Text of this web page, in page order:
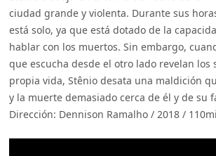
ciudad grande y violenta. Durante sus
está solo, ya que está dotado de la
hablar con los muertos. Sin embargo,
que escucha desde el otro lado revelan los
propia vida, Stênio desata una maldición
y la muerte demasiado cerca de él y de su
Dirección: Dennison Ramalho / 2018 /